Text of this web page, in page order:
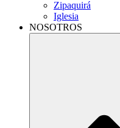
Zipaquirá
Iglesia
NOSOTROS